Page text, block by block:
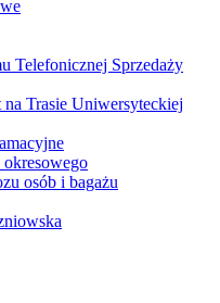
Telefonicznej Sprzedaży
na Trasie Uniwersyteckiej
osób i bagażu